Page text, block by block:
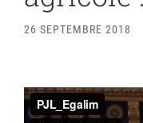
26 SEPTEMBRE 2018